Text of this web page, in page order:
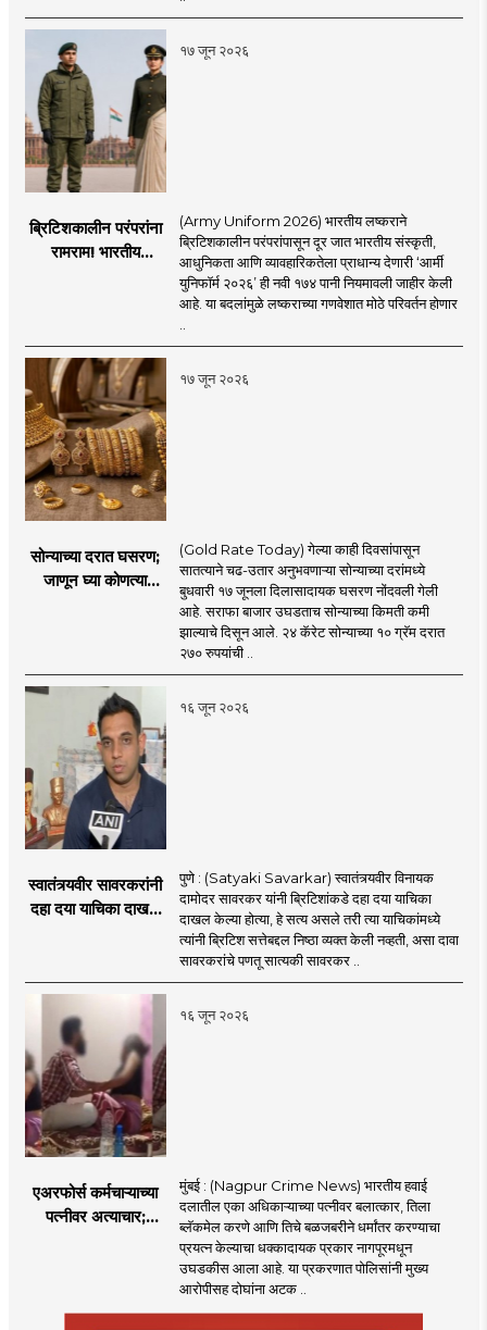
चिंता.
१७ जून २०२६
ब्रिटिशकालीन परंपरांना
रामराम! भारतीय
(Army Uniform 2026) भारतीय लष्कराने
ब्रिटिशकालीन परंपरांपासून दूर जात भारतीय संस्कृती,
आधुनिकता आणि व्यावहारिकतेला प्राधान्य देणारी ‘आर्मी
युनिफॉर्म २०२६’ ही नवी १७४ पानी नियमावली जाहीर केली
आहे. या बदलांमुळे लष्कराच्या गणवेशात मोठे परिवर्तन होणार
१७ जून २०२६
सोन्याच्या दरात घसरण;
जाणून घ्या कोणत्या
(Gold Rate Today) गेल्या काही दिवसांपासून
सातत्याने चढ-उतार अनुभवणाऱ्या सोन्याच्या दरांमध्ये
बुधवारी १७ जूनला दिलासादायक घसरण नोंदवली गेली
आहे. सराफा बाजार उघडताच सोन्याच्या किमती कमी
झाल्याचे दिसून आले. २४ कॅरेट सोन्याच्या १० ग्रॅम दरात
२७० रुपयांची ..
१६ जून २०२६
स्वातंत्र्यवीर सावरकरांनी
दहा दया याचिका दाखल
निष्ठा व्यक्त केली नाही’!
पणतू सात्यकी सावरकर
यांनी न्यायालयात सादर
केला दावा
पुणे : (Satyaki Savarkar) स्वातंत्र्यवीर विनायक
दामोदर सावरकर यांनी ब्रिटिशांकडे दहा दया याचिका
दाखल केल्या होत्या, हे सत्य असले तरी त्या याचिकांमध्ये
त्यांनी ब्रिटिश सत्तेबद्दल निष्ठा व्यक्त केली नव्हती, असा दावा
सावरकरांचे पणतू सात्यकी सावरकर ..
१६ जून २०२६
एअरफोर्स कर्मचाऱ्याच्या
पत्नीवर अत्याचार;
मुंबई : (Nagpur Crime News) भारतीय हवाई
दलातील एका अधिकाऱ्याच्या पत्नीवर बलात्कार, तिला
ब्लॅकमेल करणे आणि तिचे बळजबरीने धर्मांतर करण्याचा
प्रयत्न केल्याचा धक्कादायक प्रकार नागपूरमधून
उघडकीस आला आहे. या प्रकरणात पोलिसांनी मुख्य
आरोपीसह दोघांना अटक ..